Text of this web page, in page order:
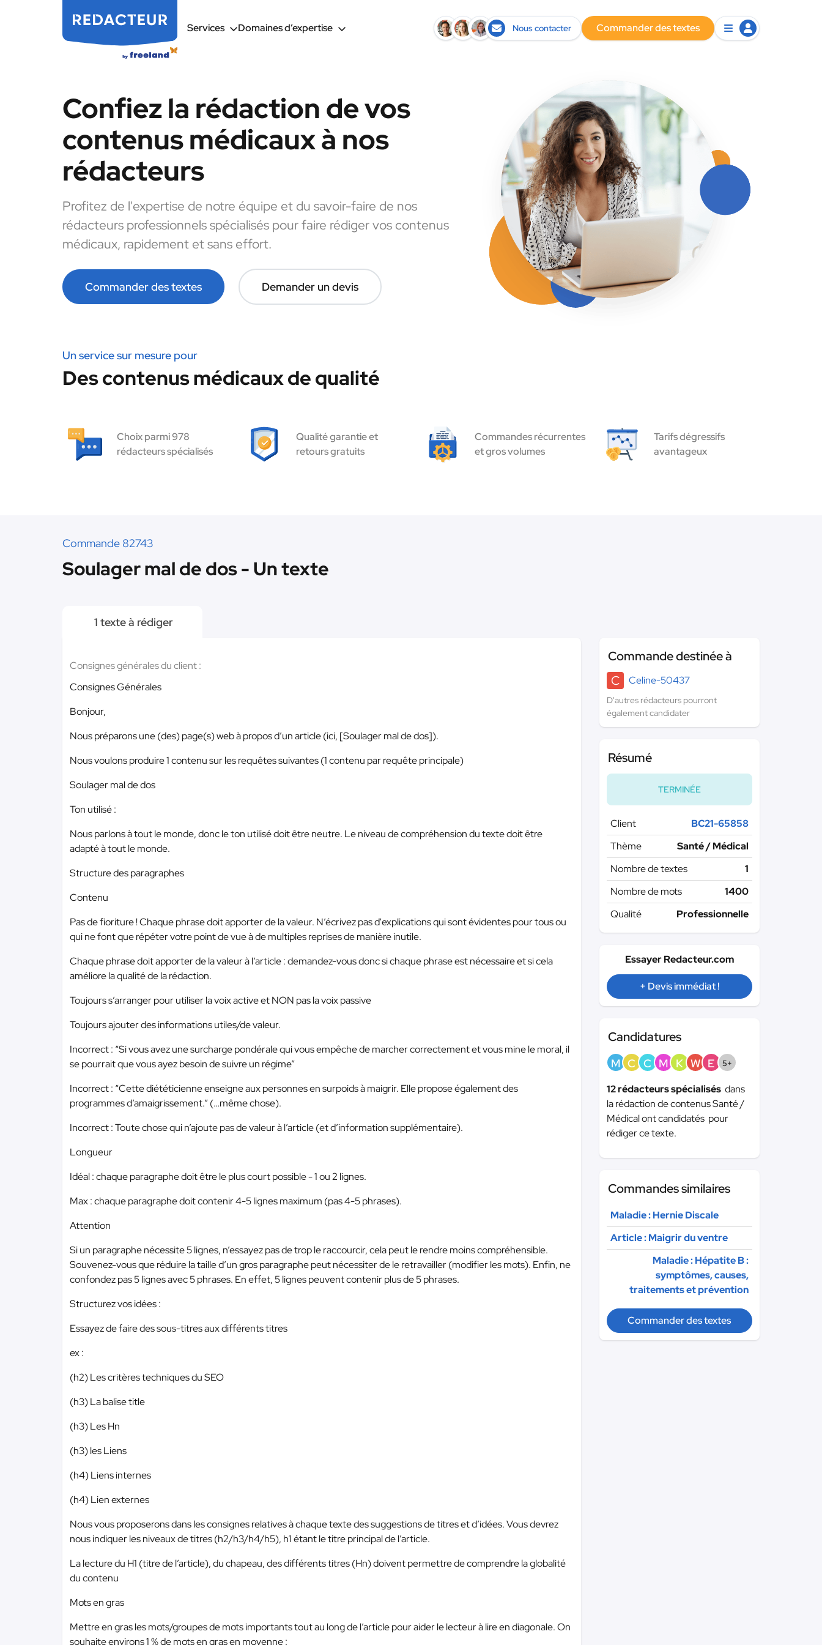
Services Domaines d’expertise Nous contacter Commander des textes
Confiez la rédaction de vos
contenus médicaux à nos
rédacteurs
Profitez de l'expertise de notre équipe et du savoir-faire de nos
rédacteurs professionnels spécialisés pour faire rédiger vos contenus
médicaux, rapidement et sans effort.
Commander des textes Demander un devis
Un service sur mesure pour
Des contenus médicaux de qualité
Choix parmi 978
rédacteurs spécialisés
Qualité garantie et
retours gratuits
Commandes récurrentes
et gros volumes
Tarifs dégressifs
avantageux
Commande 82743
Soulager mal de dos - Un texte
1 texte à rédiger
Consignes générales du client :
Consignes Générales
Bonjour,
Nous préparons une (des) page(s) web à propos d’un article (ici, [Soulager mal de dos]).
Nous voulons produire 1 contenu sur les requêtes suivantes (1 contenu par requête principale)
Soulager mal de dos
Ton utilisé :
Nous parlons à tout le monde, donc le ton utilisé doit être neutre. Le niveau de compréhension du texte doit être
adapté à tout le monde.
Structure des paragraphes
Contenu
Pas de fioriture ! Chaque phrase doit apporter de la valeur. N’écrivez pas d'explications qui sont évidentes pour tous ou
qui ne font que répéter votre point de vue à de multiples reprises de manière inutile.
Chaque phrase doit apporter de la valeur à l’article : demandez-vous donc si chaque phrase est nécessaire et si cela
améliore la qualité de la rédaction.
Toujours s’arranger pour utiliser la voix active et NON pas la voix passive
Toujours ajouter des informations utiles/de valeur.
Incorrect : “Si vous avez une surcharge pondérale qui vous empêche de marcher correctement et vous mine le moral, il
se pourrait que vous ayez besoin de suivre un régime”
Incorrect : “Cette diététicienne enseigne aux personnes en surpoids à maigrir. Elle propose également des
programmes d’amaigrissement.” (…même chose).
Incorrect : Toute chose qui n’ajoute pas de valeur à l’article (et d’information supplémentaire).
Longueur
Idéal : chaque paragraphe doit être le plus court possible - 1 ou 2 lignes.
Max : chaque paragraphe doit contenir 4-5 lignes maximum (pas 4-5 phrases).
Attention
Si un paragraphe nécessite 5 lignes, n’essayez pas de trop le raccourcir, cela peut le rendre moins compréhensible.
Souvenez-vous que réduire la taille d’un gros paragraphe peut nécessiter de le retravailler (modifier les mots). Enfin, ne
confondez pas 5 lignes avec 5 phrases. En effet, 5 lignes peuvent contenir plus de 5 phrases.
Structurez vos idées :
Essayez de faire des sous-titres aux différents titres
ex :
(h2) Les critères techniques du SEO
(h3) La balise title
(h3) Les Hn
(h3) les Liens
(h4) Liens internes
(h4) Lien externes
Nous vous proposerons dans les consignes relatives à chaque texte des suggestions de titres et d’idées. Vous devrez
nous indiquer les niveaux de titres (h2/h3/h4/h5), h1 étant le titre principal de l’article.
La lecture du H1 (titre de l’article), du chapeau, des différents titres (Hn) doivent permettre de comprendre la globalité
du contenu
Mots en gras
Mettre en gras les mots/groupes de mots importants tout au long de l’article pour aider le lecteur à lire en diagonale. On
souhaite environs 1 % de mots en gras en moyenne :
Commande destinée à
C
Celine-50437
D'autres rédacteurs pourront
également candidater
Résumé
TERMINÉE
Client
BC21-65858
Thème
Santé / Médical
Nombre de textes
1
Nombre de mots
1400
Qualité
Professionnelle
Essayer Redacteur.com
+ Devis immédiat !
Candidatures
M C C M K W E 5+
12 rédacteurs spécialisés dans
la rédaction de contenus Santé /
Médical ont candidatés pour
rédiger ce texte.
Commandes similaires
Maladie : Hernie Discale
Article : Maigrir du ventre
Maladie : Hépatite B :
symptômes, causes,
traitements et prévention
Commander des textes